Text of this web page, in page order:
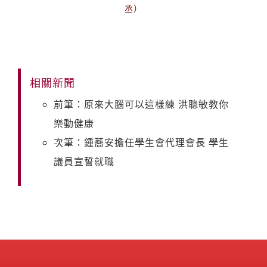
丞）
相關新聞
前筆：原來大腦可以這樣練 洪聰敏教你
樂動健康
次筆：鍾蕎安擔任學生會代理會長 學生
議員宣誓就職